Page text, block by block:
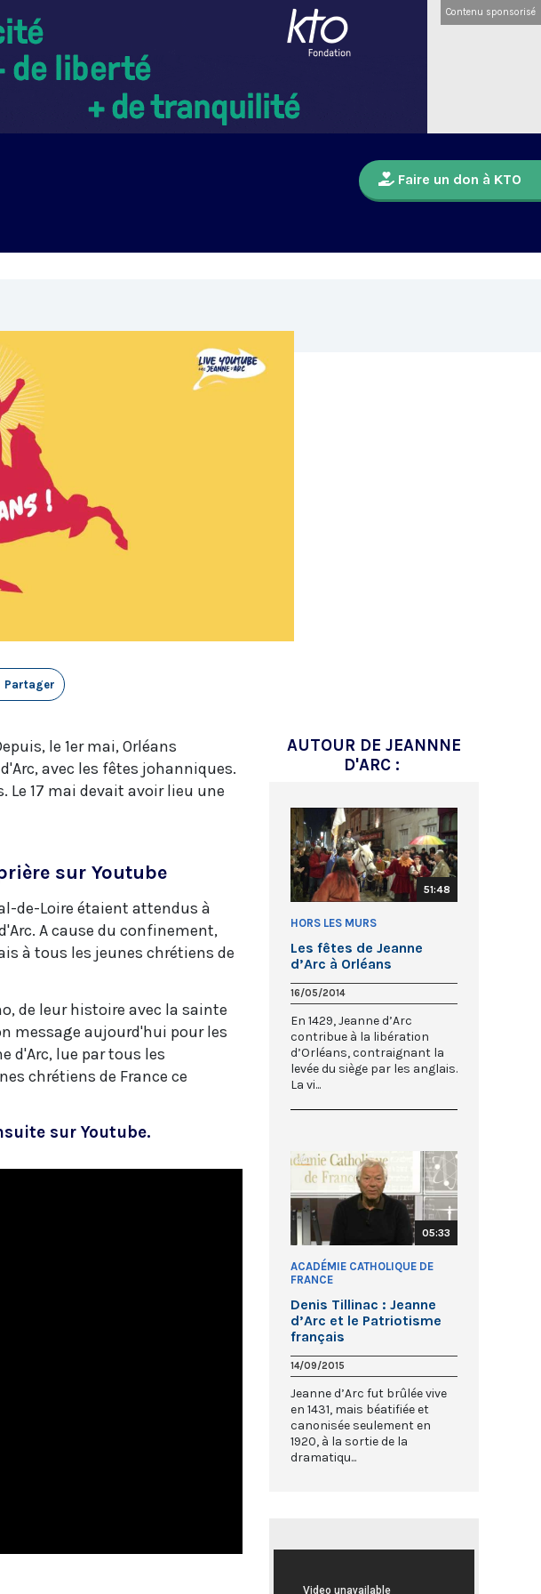
Contenu sponsorisé
Faire un don à KTO
Partager
le 1er mai, Orléans
avec les fêtes johanniques.
17 mai devait avoir lieu une
sur Youtube
de-Loire étaient attendus à
A cause du confinement,
à tous les jeunes chrétiens de
de leur histoire avec la sainte
message aujourd'hui pour les
d'Arc, lue par tous les
chrétiens de France ce
sur Youtube.
AUTOUR DE JEANNNE
D'ARC :
51:48
HORS LES MURS
Les fêtes de Jeanne
d’Arc à Orléans
16/05/2014
En 1429, Jeanne d’Arc
contribue à la libération
d’Orléans, contraignant la
levée du siège par les anglais.
La vi...
05:33
ACADÉMIE CATHOLIQUE DE
FRANCE
Denis Tillinac : Jeanne
d’Arc et le Patriotisme
français
14/09/2015
Jeanne d’Arc fut brûlée vive
en 1431, mais béatifiée et
canonisée seulement en
1920, à la sortie de la
dramatiqu...